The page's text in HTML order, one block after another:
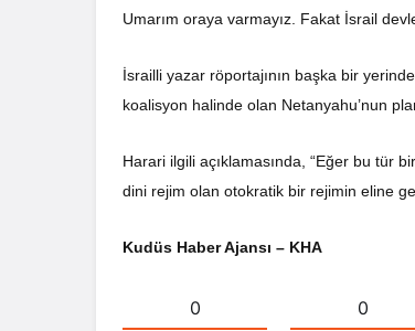
Umarım oraya varmayız. Fakat İsrail
İsrailli yazar röportajının başka bir
koalisyon halinde olan Netanyahu’nun
Harari ilgili açıklamasında, “Eğer bu tür
dini rejim olan otokratik bir rejimin eline
Kudüs Haber Ajansı – KHA
0 0